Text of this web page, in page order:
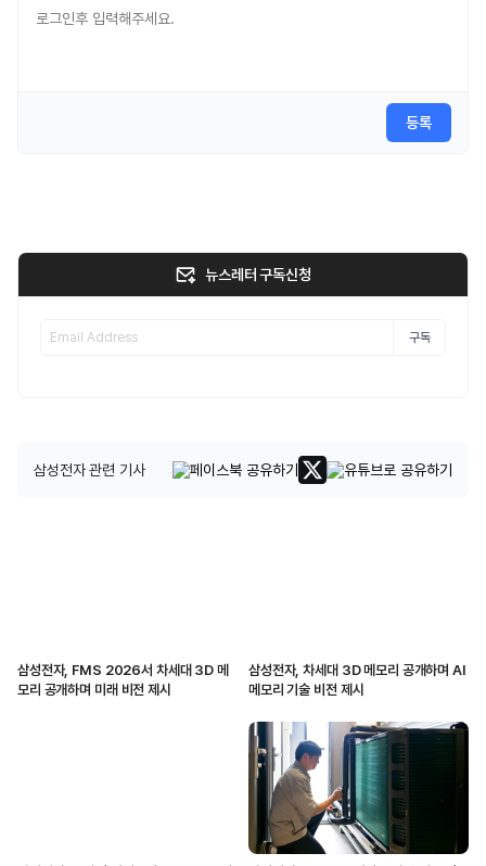
등록
뉴스레터 구독신청
구독
삼성전자 관련 기사
삼성전자, FMS 2026서 차세대 3D 메
모리 공개하며 미래 비전 제시
삼성전자, 차세대 3D 메모리 공개하며 AI
메모리 기술 비전 제시